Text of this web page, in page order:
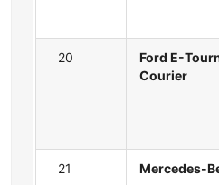
20
Ford E-
Courier
21 Mercedes-